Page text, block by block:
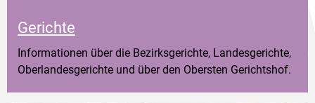
Gerichte
Informationen über die Bezirksgerichte, Landesgerichte,
Oberlandesgerichte und über den Obersten Gerichtshof.